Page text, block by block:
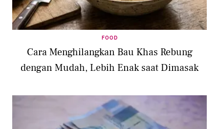
FOOD
Cara Menghilangkan Bau Khas Rebung
dengan Mudah, Lebih Enak saat Dimasak